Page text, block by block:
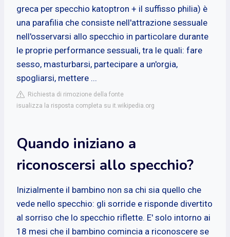
greca per specchio katoptron + il suffisso philia) è
una parafilia che consiste nell'attrazione sessuale
nell'osservarsi allo specchio in particolare durante
le proprie performance sessuali, tra le quali: fare
sesso, masturbarsi, partecipare a un'orgia,
spogliarsi, mettere ...
Richiesta di rimozione della fonte
isualizza la risposta completa su it.wikipedia.org
Quando iniziano a
riconoscersi allo specchio?
Inizialmente il bambino non sa chi sia quello che
vede nello specchio: gli sorride e risponde divertito
al sorriso che lo specchio riflette. E' solo intorno ai
18 mesi che il bambino comincia a riconoscere se